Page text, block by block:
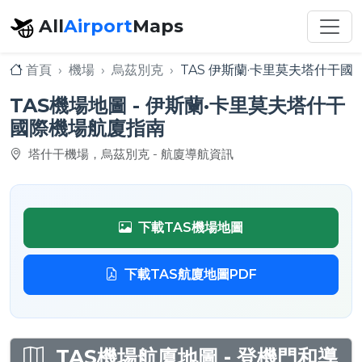
AllAirportMaps
首頁 機場 烏茲別克 TAS 伊斯蘭·卡里莫夫塔什干國
TAS機場地圖 - 伊斯蘭·卡里莫夫塔什干
國際機場航廈指南
塔什干機場，烏茲別克 - 航廈導航資訊
下載TAS機場地圖
下載TAS航廈地圖PDF
TAS機場航廈地圖 - 登機門和導